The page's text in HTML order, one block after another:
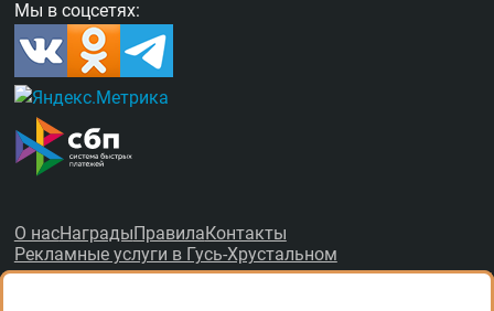
Мы в соцсетях:
О насНаградыПравилаКонтакты
Рекламные услуги в Гусь-Хрустальном